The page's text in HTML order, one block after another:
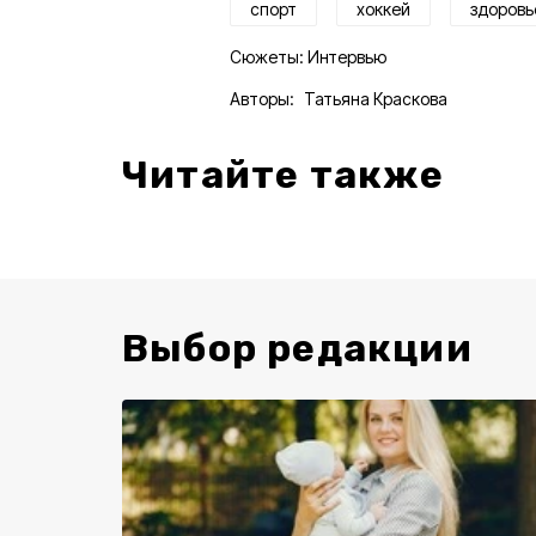
спорт хоккей
Сюжеты: Интервью
Авторы: Татьяна Краскова
Читайте также
Выбор редакции